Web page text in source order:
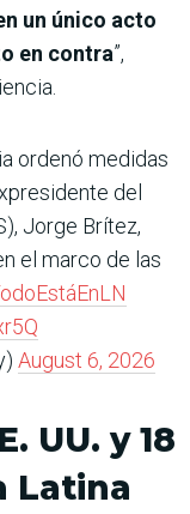
un único acto
en contra”,
ordenó medidas
del
Jorge Brítez,
el marco de las
August 6, 2026
UU. y 18
Latina